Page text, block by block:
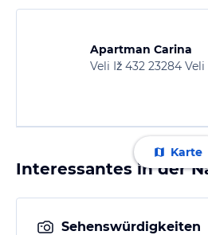
Apartman Carina
Veli Iž 432 23284
Karte
Interessantes in der
Sehenswürdigkeiten